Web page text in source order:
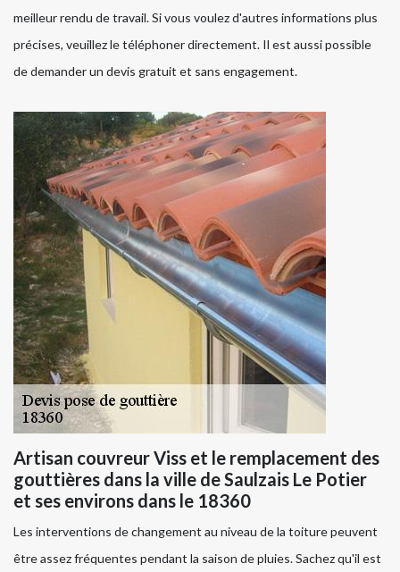
meilleur rendu de travail. Si vous voulez d'autres informations plus
précises, veuillez le téléphoner directement. Il est aussi possible
de demander un devis gratuit et sans engagement.
Artisan couvreur Viss et le remplacement des
gouttières dans la ville de Saulzais Le Potier
et ses environs dans le 18360
Les interventions de changement au niveau de la toiture peuvent
être assez fréquentes pendant la saison de pluies. Sachez qu'il est